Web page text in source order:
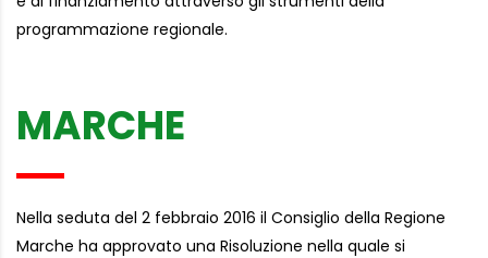
programmazione regionale.
MARCHE
Nella seduta del 2 febbraio 2016 il Consiglio della Regione
Marche ha approvato una Risoluzione nella quale si